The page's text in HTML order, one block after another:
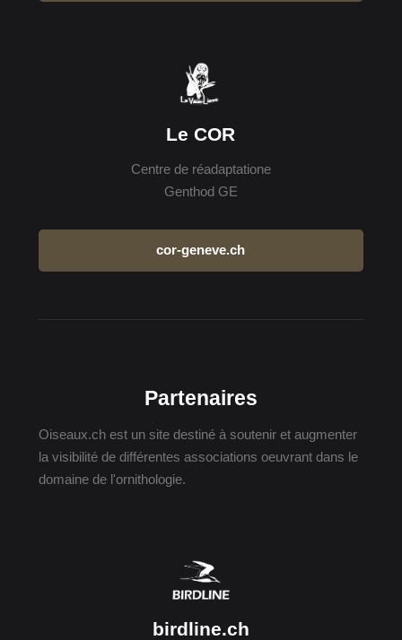
Le COR
Centre de réadaptatione
Genthod GE
cor-geneve.ch
Partenaires
Oiseaux.ch est un site destiné à soutenir et augmenter
la visibilité de différentes associations oeuvrant dans le
domaine de l'ornithologie.
birdline.ch